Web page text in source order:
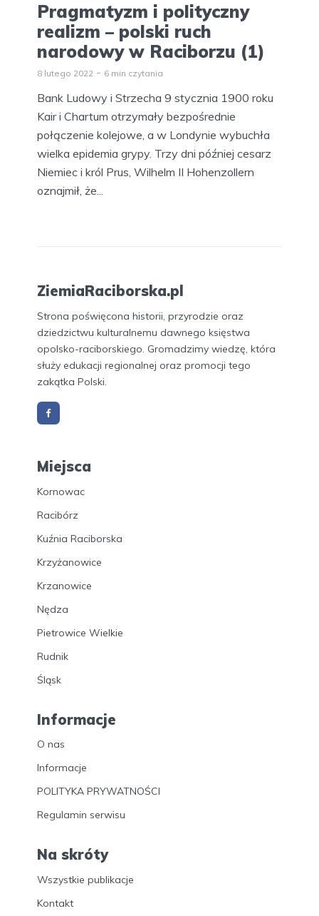
Pragmatyzm i polityczny
realizm – polski ruch
narodowy w Raciborzu (1)
8 lutego 2022 6 min czytania
Bank Ludowy i Strzecha 9 stycznia 1900 roku
Kair i Chartum otrzymały bezpośrednie
połączenie kolejowe, a w Londynie wybuchła
wielka epidemia grypy. Trzy dni później cesarz
Niemiec i król Prus, Wilhelm II Hohenzollern
oznajmił, że...
ZiemiaRaciborska.pl
Strona poświęcona historii, przyrodzie oraz
dziedzictwu kulturalnemu dawnego księstwa
opolsko-raciborskiego. Gromadzimy wiedzę, która
służy edukacji regionalnej oraz promocji tego
zakątka Polski.
Miejsca
Kornowac
Racibórz
Kuźnia Raciborska
Krzyżanowice
Krzanowice
Nędza
Pietrowice Wielkie
Rudnik
Śląsk
Informacje
O nas
Informacje
POLITYKA PRYWATNOŚCI
Regulamin serwisu
Na skróty
Wszystkie publikacje
Kontakt